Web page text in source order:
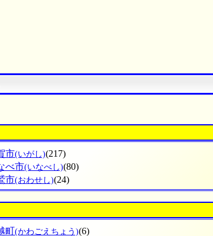
市(いがし)(217)
べ市(いなべし)(80)
市(おわせし)(24)
町(かわごえちょう)(6)